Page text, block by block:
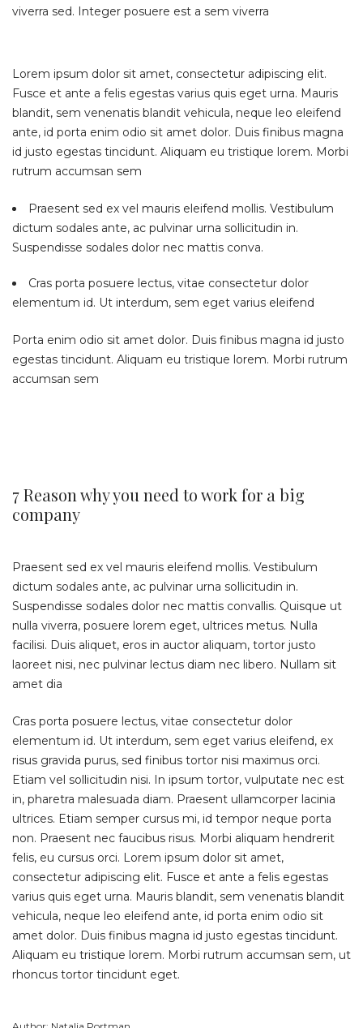
viverra sed. Integer posuere est a sem viverra
Lorem ipsum dolor sit amet, consectetur adipiscing elit.
Fusce et ante a felis egestas varius quis eget urna. Mauris
blandit, sem venenatis blandit vehicula, neque leo eleifend
ante, id porta enim odio sit amet dolor. Duis finibus magna
id justo egestas tincidunt. Aliquam eu tristique lorem. Morbi
rutrum accumsan sem
Praesent sed ex vel mauris eleifend mollis. Vestibulum
dictum sodales ante, ac pulvinar urna sollicitudin in.
Suspendisse sodales dolor nec mattis conva.
Cras porta posuere lectus, vitae consectetur dolor
elementum id. Ut interdum, sem eget varius eleifend
Porta enim odio sit amet dolor. Duis finibus magna id justo
egestas tincidunt. Aliquam eu tristique lorem. Morbi rutrum
accumsan sem
7 Reason why you need to work for a big
company
Praesent sed ex vel mauris eleifend mollis. Vestibulum
dictum sodales ante, ac pulvinar urna sollicitudin in.
Suspendisse sodales dolor nec mattis convallis. Quisque ut
nulla viverra, posuere lorem eget, ultrices metus. Nulla
facilisi. Duis aliquet, eros in auctor aliquam, tortor justo
laoreet nisi, nec pulvinar lectus diam nec libero. Nullam sit
amet dia
Cras porta posuere lectus, vitae consectetur dolor
elementum id. Ut interdum, sem eget varius eleifend, ex
risus gravida purus, sed finibus tortor nisi maximus orci.
Etiam vel sollicitudin nisi. In ipsum tortor, vulputate nec est
in, pharetra malesuada diam. Praesent ullamcorper lacinia
ultrices. Etiam semper cursus mi, id tempor neque porta
non. Praesent nec faucibus risus. Morbi aliquam hendrerit
felis, eu cursus orci. Lorem ipsum dolor sit amet,
consectetur adipiscing elit. Fusce et ante a felis egestas
varius quis eget urna. Mauris blandit, sem venenatis blandit
vehicula, neque leo eleifend ante, id porta enim odio sit
amet dolor. Duis finibus magna id justo egestas tincidunt.
Aliquam eu tristique lorem. Morbi rutrum accumsan sem, ut
rhoncus tortor tincidunt eget.